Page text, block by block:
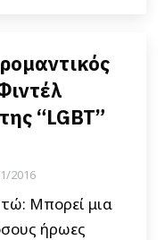
“LGBT”
2016
Μπορεί μια
ήρωες